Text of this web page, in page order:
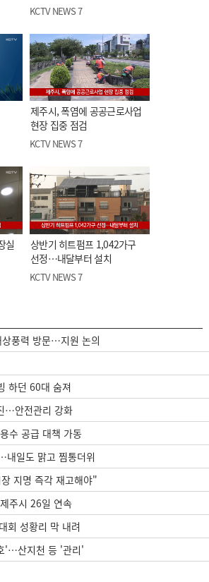
KCTV NEWS 7
제주시, 폭염에 공공근로사업
현장 집중 점검
KCTV NEWS 7
실
상반기 히트펌프 1,042가구
선정…내달부터 설치
KCTV NEWS 7
풍력 방문…지원 논의
하던 60대 숨져
…안전관리 강화
수 공급 대책 가동
일도 맑고 찜통더위
지명 즉각 재고해야"
주시 26일 연속
회 성황리 막 내려
'…산지천 등 '관리'